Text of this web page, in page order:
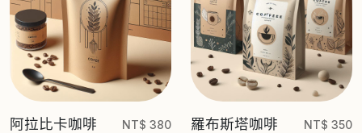
阿拉比卡咖啡 NT$ 380 羅布斯塔咖啡 NT$ 350